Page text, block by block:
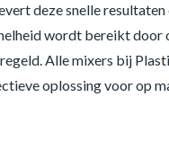
deze snelle
wordt bereikt
Alle mixers bij
oplossing voor op